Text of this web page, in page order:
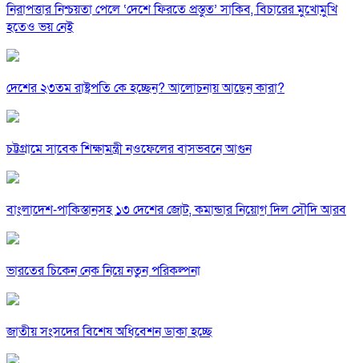
নিরাপত্তার নিশ্চয়তা পেলে ‘দেশে ফিরতে প্রস্তুত’ সাকিব, বিচারের মুখোমুখি
হতেও ভয় নেই
দেশের ২৩তম রাষ্ট্রপতি কে হচ্ছেন? আলোচনায় আছেন কারা?
চট্টগ্রামে সাবেক শিক্ষামন্ত্রী নওফেলের বাসভবনে আগুন
বাংলাদেশ-পাকিস্তানসহ ১৩ দেশের জোট, কমান্ডার নিয়োগ দিল সৌদি আরব
ভারতের চিকেন নেক নিয়ে নতুন পরিকল্পনা
জাতীয় সংসদের বিশেষ অধিবেশন ডাকা হচ্ছে